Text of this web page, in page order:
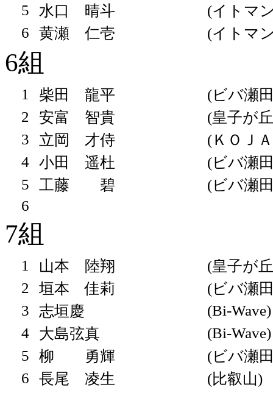
5
水口 晴斗
(イトマ
6
黄瀬 仁壱 (イトマ
6組
1 柴田 龍平
(ビバ瀬
2
安富 智貴
(皇子が
3
立岡 才侍
(ＫＯＪ
4 小田 遥杜
(ビバ瀬
5
工藤 碧
(ビバ瀬
6
7組
1 山本 陸翔
(皇子が
2
垣本 佳莉
(ビバ瀬
3
志垣慶
(Bi-Wave)
4
大島弦真
(Bi-Wave)
5
柳 勇輝
(ビバ瀬
6
長尾 凌生 (比叡山)